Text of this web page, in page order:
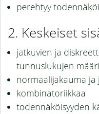
perehtyy
Keskeiset
jatkuvien ja
tunnuslukujen
normaalijakauma
kombinatoriikkaa
todennäköisyyden